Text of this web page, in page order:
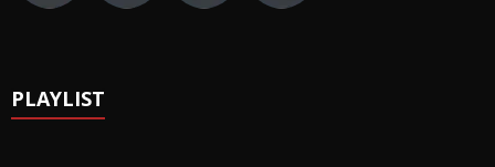
PLAYLIST